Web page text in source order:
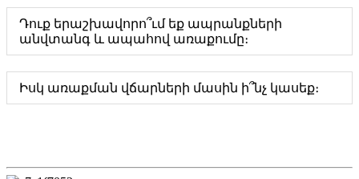
Դուք երաշխավորո՞ւմ եք ապրանքների
անվտանգ և ապահով առաքումը։
Իսկ առաքման վճարների մասին ի՞նչ կասեք։